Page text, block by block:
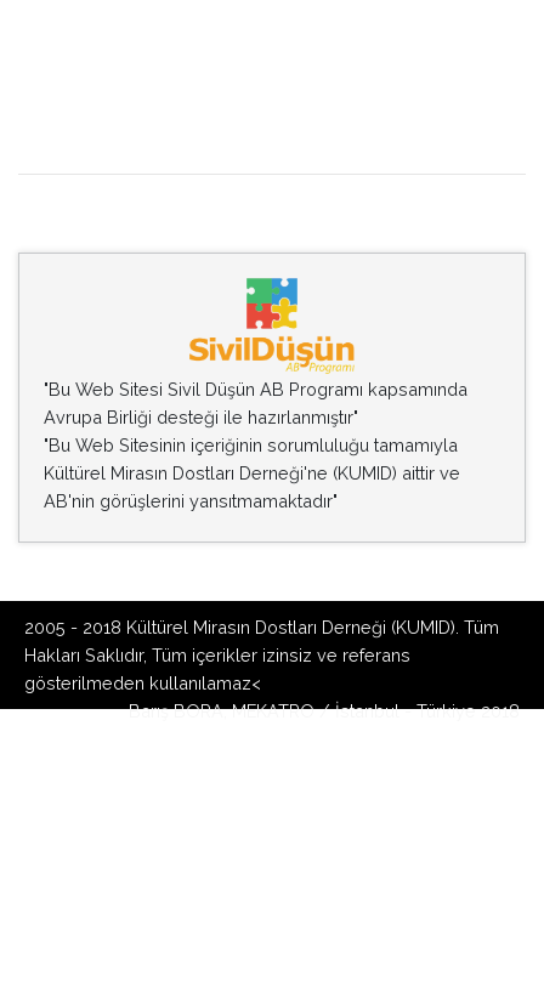
AB'nin görüşlerini yansıtmamaktadır"
2005 - 2018 Kültürel Mirasın Dostları Derneği (KUMID). Tüm
Hakları Saklıdır, Tüm içerikler izinsiz ve referans
gösterilmeden kullanılamaz<
Barış BORA, MEKATRO / İstanbul - Türkiye 2018